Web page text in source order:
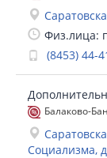
Физ.лица:
(8453) 44-
Балаково-
Социализма,